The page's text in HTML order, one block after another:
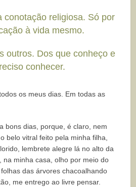
conotação religiosa. Só por
à vida mesmo.
outros. Dos que conheço e
conhecer.
os meus dias. Em todas as
bons dias, porque, é claro, nem
belo vitral feito pela minha filha,
lembrete alegre lá no alto da
na minha casa, olho por meio do
das árvores chacoalhando
me entrego ao livre pensar.